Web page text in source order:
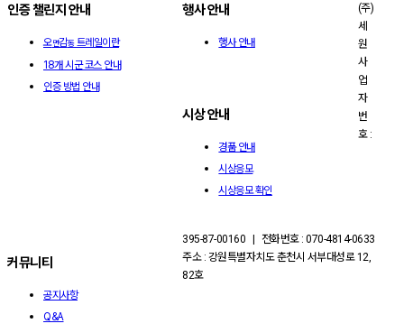
인증 챌린지 안내
오면감동트레일이란
18개 시군 코스 안내
인증 방법 안내
행사 안내
행사 안내
시상 안내
경품 안내
시상응모
시상응모 확인
커뮤니티
공지사항
Q&A
(주)
세
원
사
업
자
번
호 :
395-87-00160 | 전화번호 : 070-4814-0633
주소 : 강원특별자치도 춘천시 서부대성로 12,
82호